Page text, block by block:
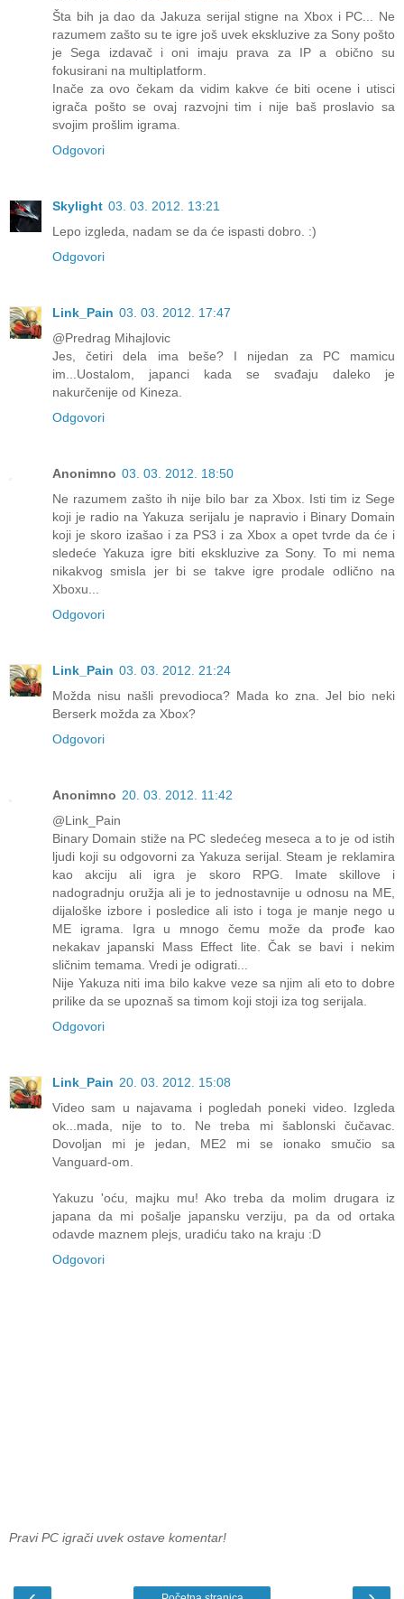
Šta bih ja dao da Jakuza serijal stigne na Xbox i PC... Ne
razumem zašto su te igre još uvek ekskluzive za Sony pošto
je Sega izdavač i oni imaju prava za IP a obično su
fokusirani na multiplatform.
Inače za ovo čekam da vidim kakve će biti ocene i utisci
igrača pošto se ovaj razvojni tim i nije baš proslavio sa
svojim prošlim igrama.
Odgovori
Skylight 03. 03. 2012. 13:21
Lepo izgleda, nadam se da će ispasti dobro. :)
Odgovori
Link_Pain 03. 03. 2012. 17:47
@Predrag Mihajlovic
Jes, četiri dela ima beše? I nijedan za PC mamicu
im...Uostalom, japanci kada se svađaju daleko je
nakurčenije od Kineza.
Odgovori
Anonimno 03. 03. 2012. 18:50
Ne razumem zašto ih nije bilo bar za Xbox. Isti tim iz Sege
koji je radio na Yakuza serijalu je napravio i Binary Domain
koji je skoro izašao i za PS3 i za Xbox a opet tvrde da će i
sledeće Yakuza igre biti ekskluzive za Sony. To mi nema
nikakvog smisla jer bi se takve igre prodale odlično na
Xboxu...
Odgovori
Link_Pain 03. 03. 2012. 21:24
Možda nisu našli prevodioca? Mada ko zna. Jel bio neki
Berserk možda za Xbox?
Odgovori
Anonimno 20. 03. 2012. 11:42
@Link_Pain
Binary Domain stiže na PC sledećeg meseca a to je od istih
ljudi koji su odgovorni za Yakuza serijal. Steam je reklamira
kao akciju ali igra je skoro RPG. Imate skillove i
nadogradnju oružja ali je to jednostavnije u odnosu na ME,
dijaloške izbore i posledice ali isto i toga je manje nego u
ME igrama. Igra u mnogo čemu može da prođe kao
nekakav japanski Mass Effect lite. Čak se bavi i nekim
sličnim temama. Vredi je odigrati...
Nije Yakuza niti ima bilo kakve veze sa njim ali eto to dobre
prilike da se upoznaš sa timom koji stoji iza tog serijala.
Odgovori
Link_Pain 20. 03. 2012. 15:08
Video sam u najavama i pogledah poneki video. Izgleda
ok...mada, nije to to. Ne treba mi šablonski čučavac.
Dovoljan mi je jedan, ME2 mi se ionako smučio sa
Vanguard-om.
Yakuzu 'oću, majku mu! Ako treba da molim drugara iz
japana da mi pošalje japansku verziju, pa da od ortaka
odavde maznem plejs, uradiću tako na kraju :D
Odgovori
Pravi PC igrači uvek ostave komentar!